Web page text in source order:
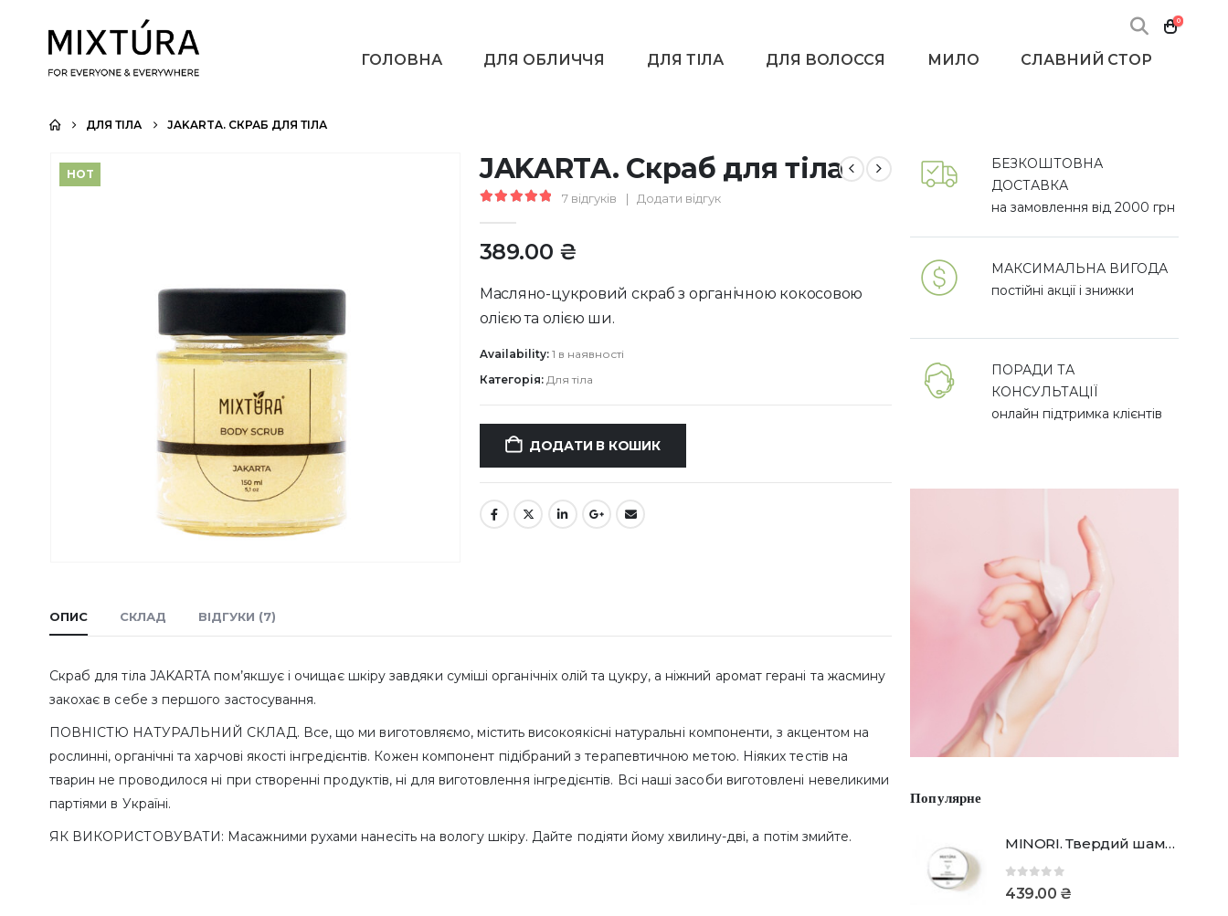
0
ГОЛОВНА ДЛЯ ОБЛИЧЧЯ ДЛЯ ТІЛА ДЛЯ ВОЛОССЯ МИЛО СЛАВНИЙ СТОР
ДЛЯ ТІЛА JAKARTA. СКРАБ ДЛЯ ТІЛА
HOT JAKARTA. Скраб для тіла
7 відгуків | Додати відгук
389.00 ₴
Масляно-цукровий скраб з органічною кокосовою
олією та олією ши.
Availability: 1 в наявності
Категорія: Для тіла
ДОДАТИ В КОШИК
ОПИС СКЛАД ВІДГУКИ (7)
Скраб для тіла JAKARTA пом’якшує і очищає шкіру завдяки суміші органічніх олій та цукру, а ніжний аромат герані та жасмину
закохає в себе з першого застосування.
ПОВНІСТЮ НАТУРАЛЬНИЙ СКЛАД. Все, що ми виготовляємо, містить високоякісні натуральні компоненти, з акцентом на
рослинні, органічні та харчові якості інгредієнтів. Кожен компонент підібраний з терапевтичною метою. Ніяких тестів на
тварин не проводилося ні при створенні продуктів, ні для виготовлення інгредієнтів. Всі наші засоби виготовлені невеликими
партіями в Україні.
ЯК ВИКОРИСТОВУВАТИ: Масажними рухами нанесіть на вологу шкіру. Дайте подіяти йому хвилину-дві, а потім змийте.
БЕЗКОШТОВНА
ДОСТАВКА
на замовлення від 2000 грн
МАКСИМАЛЬНА ВИГОДА
постійні акції і знижки
ПОРАДИ ТА
КОНСУЛЬТАЦІЇ
онлайн підтримка клієнтів
Популярне
MINORI. Твердий шампунь
0 out of 5
439.00 ₴